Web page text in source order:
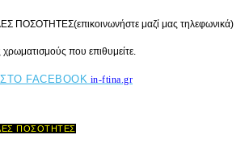
ΠΟΣΟΤΗΤΕΣ(επικοινωνήστε μαζί μας τηλεφωνικά)
χρωματισμούς που επιθυμείτε.
FACEBOOK in-ftina.gr
ΠΟΣΟΤΗΤΕΣ